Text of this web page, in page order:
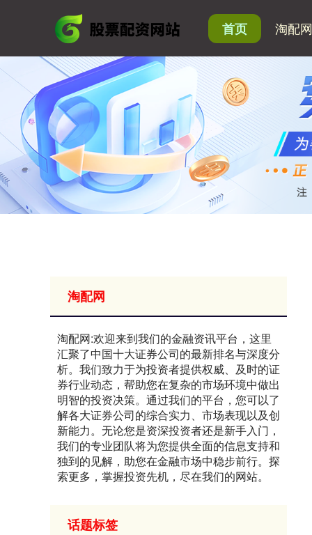
首页 淘配网
淘配网
淘配网:欢迎来到我们的金融资讯平台，这里
汇聚了中国十大证券公司的最新排名与深度分
析。我们致力于为投资者提供权威、及时的证
券行业动态，帮助您在复杂的市场环境中做出
明智的投资决策。通过我们的平台，您可以了
解各大证券公司的综合实力、市场表现以及创
新能力。无论您是资深投资者还是新手入门，
我们的专业团队将为您提供全面的信息支持和
独到的见解，助您在金融市场中稳步前行。探
索更多，掌握投资先机，尽在我们的网站。
话题标签